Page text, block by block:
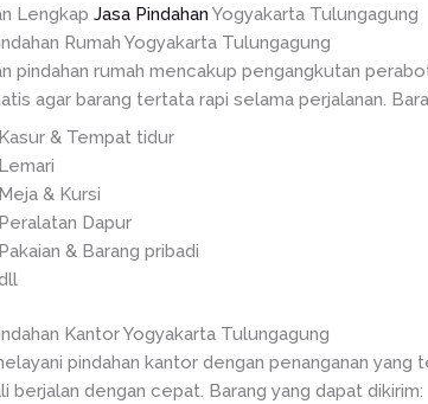
LengkapJasa Pindahan Yogyakarta Tulungagung
Rumah Yogyakarta Tulungagung
pindahan rumah mencakup pengangkutan
agar barang tertata rapi selama perjalanan.
Kasur & Tempat tidur
Lemari
Meja & Kursi
Peralatan Dapur
Pakaian & Barang pribadi
Kantor Yogyakarta Tulungagung
pindahan kantor dengan penanganan
berjalan dengan cepat. Barang yang dapat dikirim: